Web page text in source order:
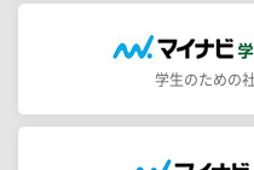
学生のための